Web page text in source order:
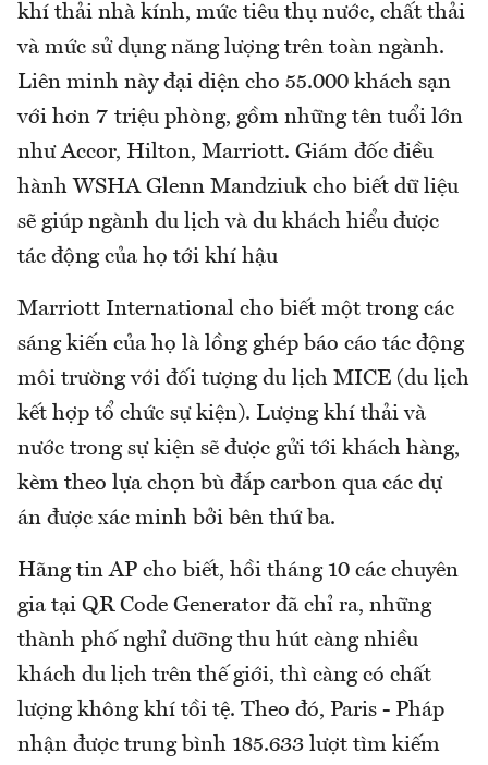
khí thải nhà kính, mức tiêu thụ nước, chất thải
và mức sử dụng năng lượng trên toàn ngành.
Liên minh này đại diện cho 55.000 khách sạn
với hơn 7 triệu phòng, gồm những tên tuổi lớn
như Accor, Hilton, Marriott. Giám đốc điều
hành WSHA Glenn Mandziuk cho biết dữ liệu
sẽ giúp ngành du lịch và du khách hiểu được
tác động của họ tới khí hậu
Marriott International cho biết một trong các
sáng kiến của họ là lồng ghép báo cáo tác động
môi trường với đối tượng du lịch MICE (du lịch
kết hợp tổ chức sự kiện). Lượng khí thải và
nước trong sự kiện sẽ được gửi tới khách hàng,
kèm theo lựa chọn bù đắp carbon qua các dự
án được xác minh bởi bên thứ ba.
Hãng tin AP cho biết, hồi tháng 10 các chuyên
gia tại QR Code Generator đã chỉ ra, những
thành phố nghỉ dưỡng thu hút càng nhiều
khách du lịch trên thế giới, thì càng có chất
lượng không khí tồi tệ. Theo đó, Paris - Pháp
nhận được trung bình 185.633 lượt tìm kiếm